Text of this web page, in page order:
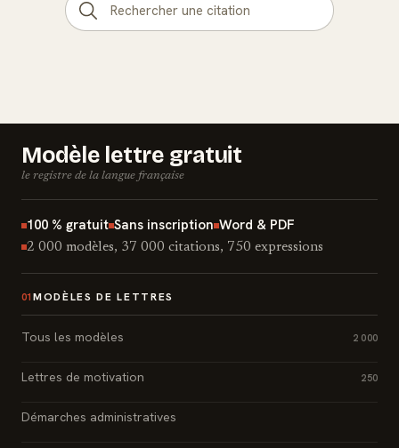
Modèle lettre gratuit
le registre de la langue française
100 % gratuit Sans inscription Word & PDF
2 000 modèles, 37 000 citations, 750 expressions
01 MODÈLES DE LETTRES
Tous les modèles 2 000
Lettres de motivation 250
Démarches administratives